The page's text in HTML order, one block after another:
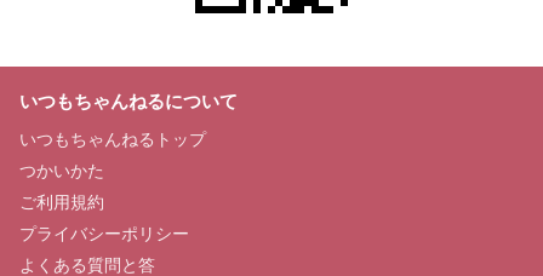
いつもちゃんねるについて
いつもちゃんねるトップ
つかいかた
ご利用規約
プライバシーポリシー
よくある質問と答